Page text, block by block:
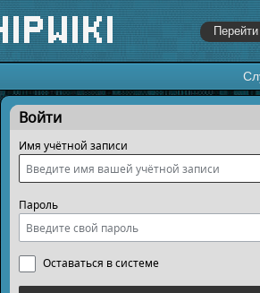
Перейти к:навигация,поиск
Войти
Имя учётной записи
Пароль
Оставаться в системе